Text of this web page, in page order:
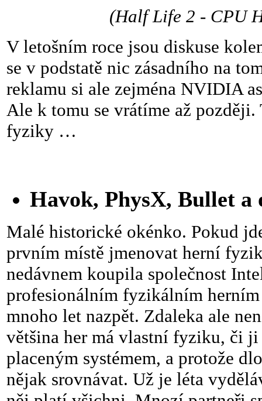
(Half Life 2 - CPU
V letošním roce jsou diskuse
se v podstatě nic zásadního na
reklamu si ale zejména NVIDIA
Ale k tomu se vrátíme až později.
fyziky …
Havok, PhysX, Bullet a
Malé historické okénko. Pokud
prvním místě jmenovat herní
nedávnem koupila společnost
profesionálním fyzikálním
mnoho let nazpět. Zdaleka ale
většina her má vlastní fyziku, či
placeným systémem, a protože
nějak srovnávat. Už je léta